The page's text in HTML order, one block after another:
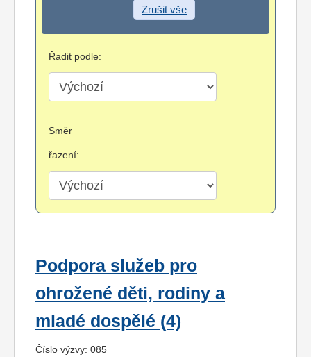
Zrušit vše
Řadit podle:
Směr
řazení:
Podpora služeb pro
ohrožené děti, rodiny a
mladé dospělé (4)
Číslo výzvy: 085